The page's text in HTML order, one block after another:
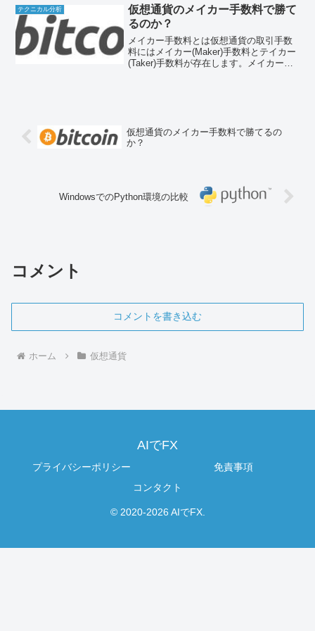
だ、MT5でFXが出来る国内業者は現在
(2020年...
テクニカル分析
仮想通貨のメイカー手数料で勝て
るのか？
メイカー手数料とは仮想通貨の取引手数
料にはメイカー(Maker)手数料とテイカー
(Taker)手数料が存在します。メイカー手
仮想通貨のメイカー手数料で勝てるの
か？
WindowsでのPython環境の比較
コメント
コメントを書き込む
ホーム 仮想通貨
AIでFX
プライバシーポリシー
免責事項
コンタクト
© 2020-2026 AIでFX.